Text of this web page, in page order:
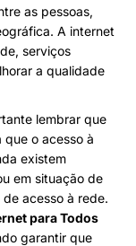
as pessoas,
A internet
serviços
a qualidade
lembrar que
que o acesso à
existem
em situação de
acesso à rede.
para Todos
garantir que